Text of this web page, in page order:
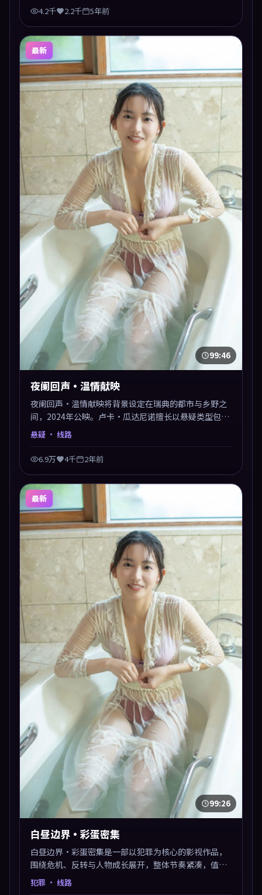
4.2千 2.2千 5年前
最新
99:46
夜阑回声·温情献映
夜阑回声·温情献映将背景设定在瑞典的都市与乡野之
间，2024年公映。卢卡·瓜达尼诺擅长以悬疑类型包裹
社会议题，节奏张弛有度，留白处耐人寻味。剪辑利
悬疑 · 线路
6.9万 4千 2年前
最新
99:26
白昼边界·彩蛋密集
白昼边界·彩蛋密集是一部以犯罪为核心的影视作品，
围绕危机、反转与人物成长展开，整体节奏紧凑，值得
推荐观看。
犯罪 · 线路